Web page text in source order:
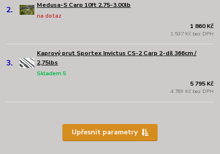
2. Medusa-S Carp 10ft 2.75-3.00lb
na dotaz
1 860 Kč
1 537 Kč bez DPH
3.
Kaprový prut Sportex Invictus CS-2 Carp 2-díl 366cm /
2,75lbs
Skladem 5
5 795 Kč
4 789 Kč bez DPH
Upřesnit parametry